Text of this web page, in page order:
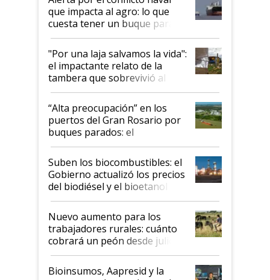
que impacta al agro: lo que
cuesta tener un buque parado
y el peligro de que Argentina
pase a ser "país sucio"
"Por una laja salvamos la vida":
el impactante relato de la
tambera que sobrevivió al
tornado
“Alta preocupación” en los
puertos del Gran Rosario por
buques parados: el
funcionamiento de las
exportadoras en tensión tras
la medida de fuerza de los
prácticos
Suben los biocombustibles: el
Gobierno actualizó los precios
del biodiésel y el bioetanol
Nuevo aumento para los
trabajadores rurales: cuánto
cobrará un peón desde julio
Bioinsumos, Aapresid y la